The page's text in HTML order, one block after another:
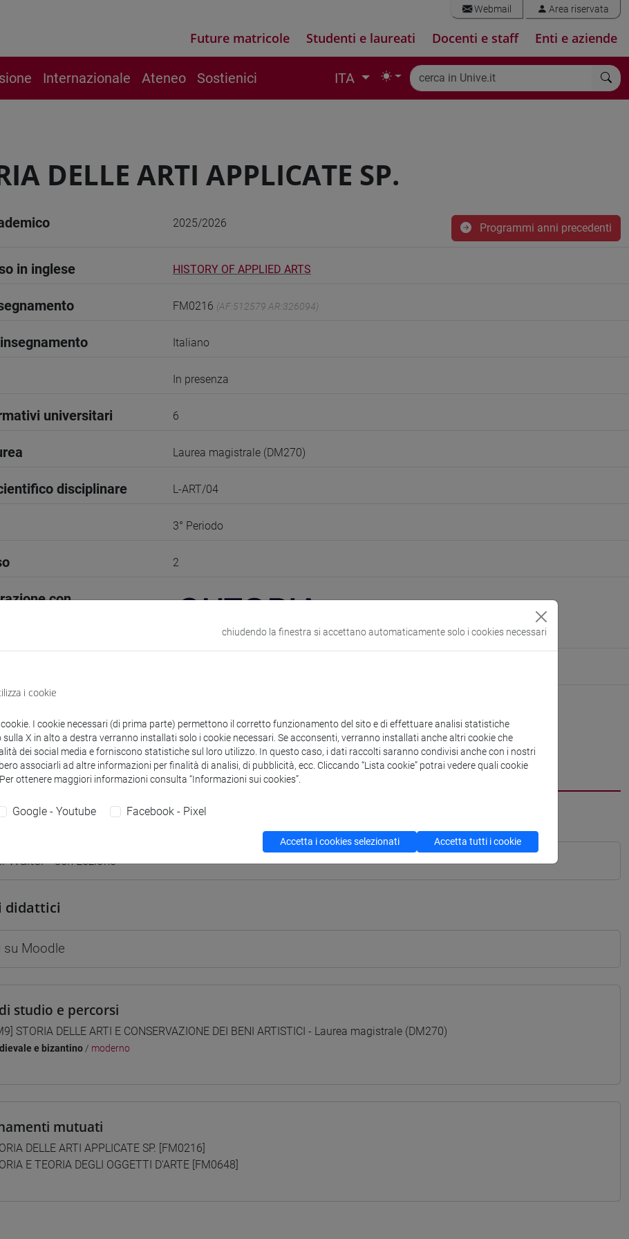
Webmail Area riservata
Future matricole Studenti e laureati Docenti e staff Enti e aziende
Internazionale Ateneo Sostienici ITA
DELLE ARTI APPLICATE SP.
2025/2026 Programmi anni precedenti
in inglese HISTORY OF APPLIED ARTS
FM0216 (AF:512579 AR:326094)
Italiano
In presenza
universitari 6
Laurea magistrale (DM270)
disciplinare L-ART/04
3° Periodo
2
con
e corsi di laurea Programma
Walter- 30h Lezione
didattici
su Moodle
studio e percorsi
STORIA DELLE ARTI E CONSERVAZIONE DEI BENI ARTISTICI - Laurea magistrale (DM270)
e bizantino / moderno
mutuati
DELLE ARTI APPLICATE SP. [FM0216]
E TEORIA DEGLI OGGETTI D'ARTE [FM0648]
chiudendo la finestra si accettano automaticamente solo i cookies necessari
i cookie
I cookie necessari (di prima parte) permettono il corretto funzionamento del sito e di effettuare analisi statistiche
sulla X in alto a destra verranno installati solo i cookie necessari. Se acconsenti, verranno installati anche altri cookie che
dei social media e forniscono statistiche sul loro utilizzo. In questo caso, i dati raccolti saranno condivisi anche con i nostri
associarli ad altre informazioni per finalità di analisi, di pubblicità, ecc. Cliccando “Lista cookie” potrai vedere quali cookie
ottenere maggiori informazioni consulta “Informazioni sui cookies”.
Google - Youtube Facebook - Pixel
Accetta i cookies selezionati Accetta tutti i cookie